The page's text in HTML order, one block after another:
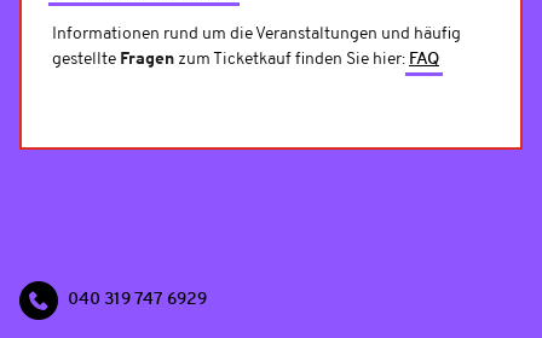
Informationen rund um die Veranstaltungen und häufig
gestellte Fragen zum Ticketkauf finden Sie hier: FAQ
040 319 747 6929